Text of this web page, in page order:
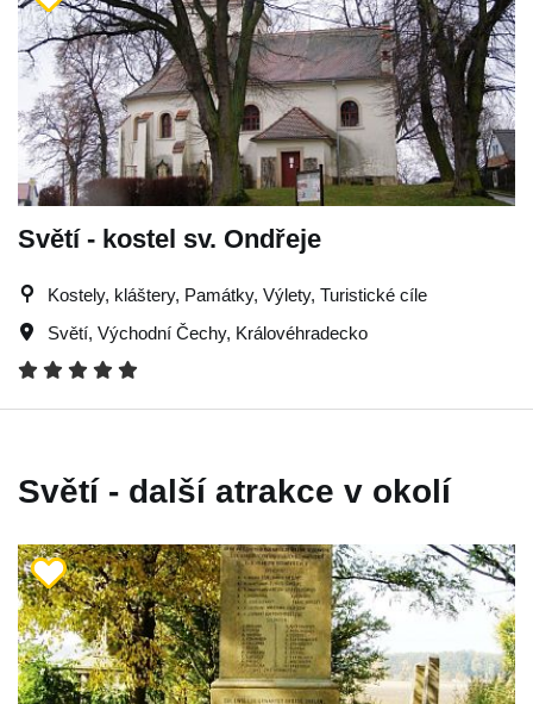
Světí - kostel sv. Ondřeje
Kostely, kláštery, Památky, Výlety, Turistické cíle
Světí, Východní Čechy, Královéhradecko
Světí - další atrakce v okolí